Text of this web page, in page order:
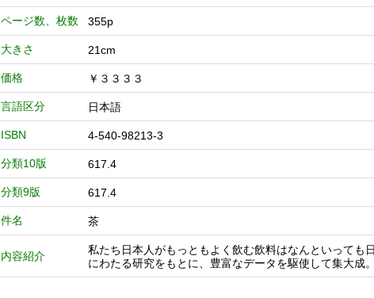
ページ数、枚数 355p
大きさ 21cm
価格 ￥３３３３
言語区分 日本語
ISBN 4-540-98213-3
分類10版 617.4
分類9版 617.4
件名 茶
内容紹介
私たち日本人がもっともよく飲む飲料はなんといっても
にわたる研究をもとに、豊富なデータを駆使して集大成。